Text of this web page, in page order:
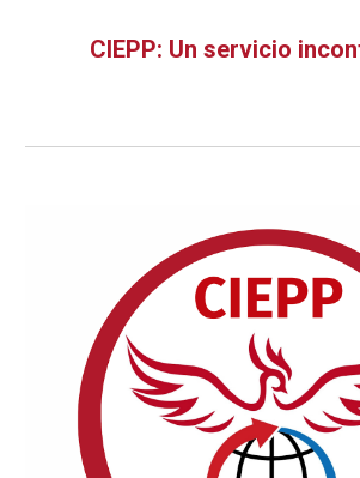
CIEPP: Un servicio